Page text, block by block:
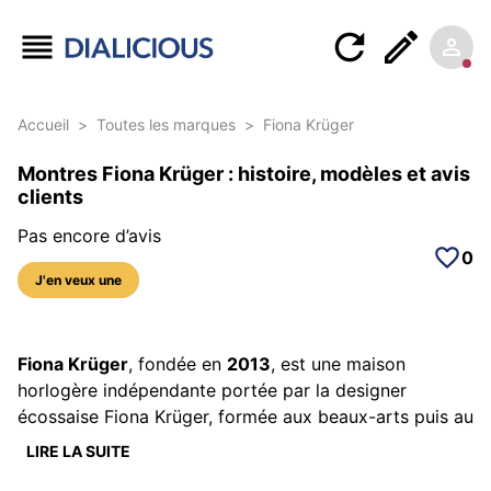
Accueil > Toutes les marques > Fiona Krüger
Montres Fiona Krüger : histoire, modèles et avis
clients
Pas encore d’avis
J'en veux une
0
Fiona Krüger, fondée en 2013, est une maison
horlogère indépendante portée par la designer
écossaise Fiona Krüger, formée aux beaux-arts puis au
design et aux métiers du luxe à l’ECAL en Suisse ; elle
LIRE LA SUITE